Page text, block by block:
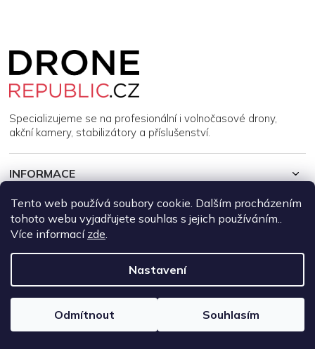
Tento web používá soubory cookie. Dalším procházením
tohoto webu vyjadřujete souhlas s jejich používáním..
Více informací zde.
Nastavení
Odmítnout Souhlasím
Specializujeme se na profesionální i volnočasové drony,
akční kamery, stabilizátory a příslušenství.
INFORMACE
MŮJ ÚČET
Copyright 2026DroneRepublic.cz. Všechna práva vyhrazena.
Upravit nastavení cookies